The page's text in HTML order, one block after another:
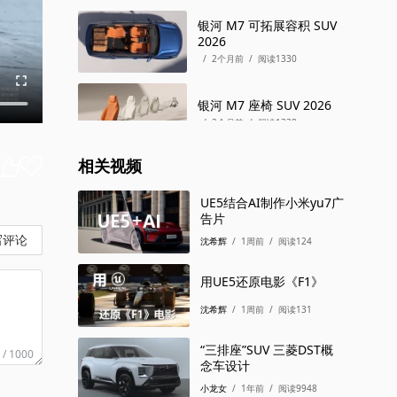
论
/ 1000
银河 M7 可拓展容积 SUV
2026
/ 2个月前 / 阅读1330
银河 M7 座椅 SUV 2026
/ 2个月前 / 阅读1338
2个月前 阅读1287
银河 M7 AI虚拟调校 SUV
/ 2个月前 / 阅读1296
银河 M7 CST舒适制动
/ 2个月前 / 阅读1285
银河 M7 车身侧倾控制
相关视频
UE5结合AI制作小米yu7广
告片
沈希辉 / 1周前 / 阅读124
用UE5还原电影《F1》
沈希辉 / 1周前 / 阅读131
“三排座”SUV 三菱DST概
念车设计
小龙女 / 1年前 / 阅读9948